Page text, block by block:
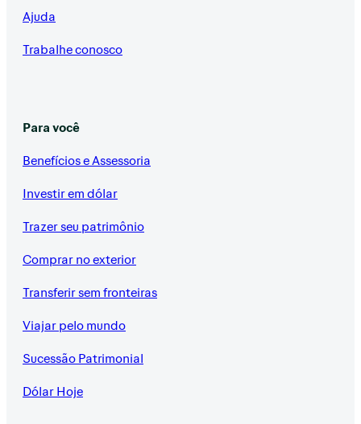
Ajuda
Trabalhe conosco
Para você
Benefícios e Assessoria
Investir em dólar
Trazer seu patrimônio
Comprar no exterior
Transferir sem fronteiras
Viajar pelo mundo
Sucessão Patrimonial
Dólar Hoje